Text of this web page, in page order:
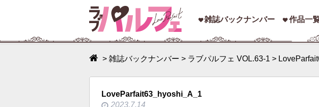
雑誌バックナンバー 作品一
> 雑誌バックナンバー > ラブパルフェ VOL.63-1 >
LoveParfait63_hyoshi_A_1
2023.7.14